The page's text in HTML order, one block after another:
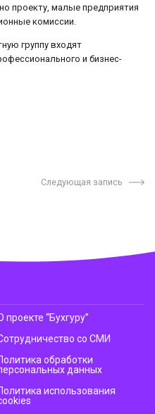
проекту, малые предприятия
комиссии.
группу входят
и бизнес-
Следующая запись
проекте “Бухгуру”
со СМИ
обработки
данных
использования